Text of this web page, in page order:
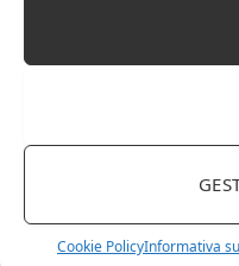
Cookie PolicyInformativa